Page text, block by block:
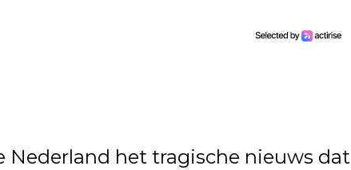
Nederland het tragische nieuws dat